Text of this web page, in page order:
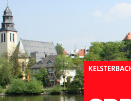
Zum
Inhalt
springen